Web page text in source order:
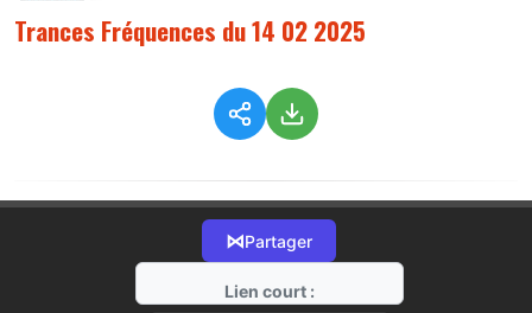
Trances Fréquences du 14 02 2025
⋈Partager
Lien court :